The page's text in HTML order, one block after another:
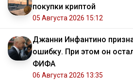
покупки криптой
05 Августа 2026 15:12
Джанни Инфантино
ошибку. При этом он
ФИФА
06 Августа 2026 13:35